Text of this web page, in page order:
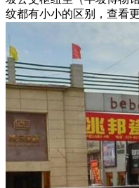
纹都有小小的区别，查看